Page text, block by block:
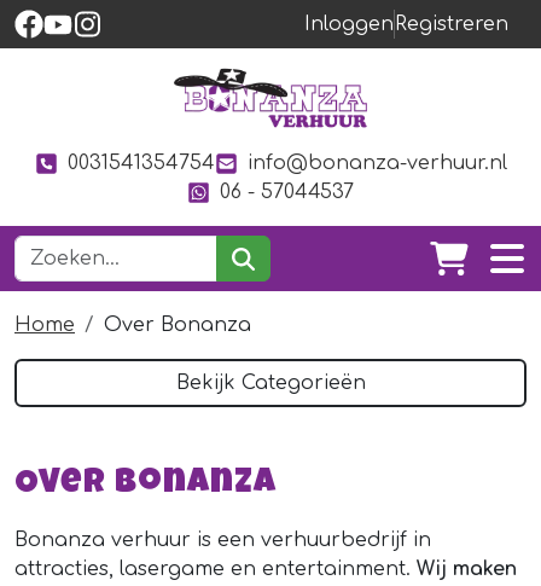
Inloggen Registreren
0031541354754
info@bonanza-verhuur.nl
06 - 57044537
Home Over Bonanza
Bekijk Categorieën
Over Bonanza
Bonanza verhuur is een verhuurbedrijf in
attracties, lasergame en entertainment. Wij maken